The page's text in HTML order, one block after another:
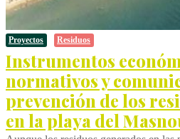
Proyectos Residuos
Instrumentos
normativos y
prevención de los
en la playa del